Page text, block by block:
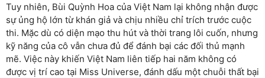
Tuy nhiên, Bùi Quỳnh Hoa của Việt Nam lại không nhận được
sự ủng hộ lớn từ khán giả và chịu nhiều chỉ trích trước cuộc
thi. Mặc dù có diện mạo thu hút và thời trang lôi cuốn, nhưng
kỹ năng của cô vẫn chưa đủ để đánh bại các đối thủ mạnh
mẽ. Việc này khiến Việt Nam liên tiếp hai năm không có
được vị trí cao tại Miss Universe, đánh dấu một chuỗi thất bại